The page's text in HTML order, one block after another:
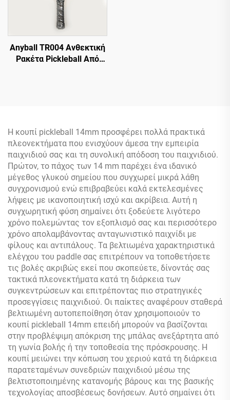
Anyball TR004 Ανθεκτική
Ρακέτα Pickleball Από
Διασκέδαση
Η κουπί pickleball 14mm προσφέρει πολλά πρακτικά
πλεονεκτήματα που ενισχύουν άμεσα την εμπειρία
παιχνιδιού σας και τη συνολική απόδοση του παιχνιδιού.
Πρώτον, το πάχος των 14 mm παρέχει ένα ιδανικό
μέγεθος γλυκού σημείου που συγχωρεί μικρά λάθη
συγχρονισμού ενώ επιβραβεύει καλά εκτελεσμένες
λήψεις με ικανοποιητική ισχύ και ακρίβεια. Αυτή η
συγχωρητική φύση σημαίνει ότι ξοδεύετε λιγότερο
χρόνο πολεμώντας τον εξοπλισμό σας και περισσότερο
χρόνο απολαμβάνοντας ανταγωνιστικό παιχνίδι με
φίλους και αντιπάλους. Τα βελτιωμένα χαρακτηριστικά
ελέγχου του paddle σας επιτρέπουν να τοποθετήσετε
τις βολές ακριβώς εκεί που σκοπεύετε, δίνοντάς σας
τακτικά πλεονεκτήματα κατά τη διάρκεια των
συγκεντρώσεων και επιτρέποντας πιο στρατηγικές
προσεγγίσεις παιχνιδιού. Οι παίκτες αναφέρουν σταθερά
βελτιωμένη αυτοπεποίθηση όταν χρησιμοποιούν το
κουπί pickleball 14mm επειδή μπορούν να βασίζονται
στην προβλέψιμη απόκριση της μπάλας ανεξάρτητα από
τη γωνία βολής ή την τοποθεσία της πρόσκρουσης. Η
κουπί μειώνει την κόπωση του χεριού κατά τη διάρκεια
παρατεταμένων συνεδριών παιχνιδιού μέσω της
βελτιστοποιημένης κατανομής βάρους και της βασικής
τεχνολογίας αποσβέσεως δονήσεων. Αυτό σημαίνει ότι